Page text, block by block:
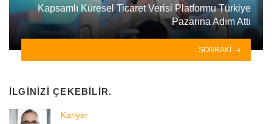
Kapsamlı Küresel Ticaret Verisi Platformu Türkiye
Pazarına Adım Attı
SONRAKI
İLGINIZI ÇEKEBILIR.
Kariyer